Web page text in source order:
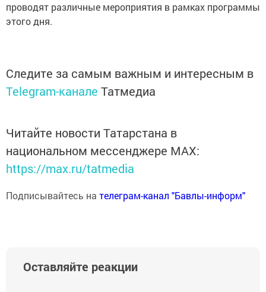
проводят различные мероприятия в рамках программы
этого дня.
Следите за самым важным и интересным в
Telegram-канале Татмедиа
Читайте новости Татарстана в
национальном мессенджере MАХ:
https://max.ru/tatmedia
Подписывайтесь на телеграм-канал "Бавлы-информ"
Оставляйте реакции